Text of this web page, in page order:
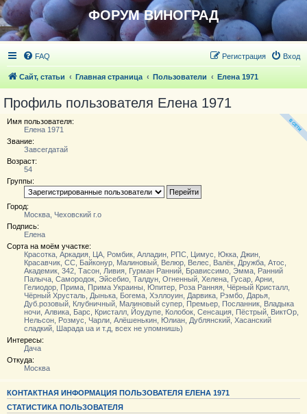
ФОРУМ ВИНОГРАД
FAQ Вход
Регистрация
Сайт, статьи Главная страница Пользователи Елена 1971
Профиль пользователя Елена 1971
Имя пользователя:
Елена 1971
Звание:
Завсегдатай
Возраст:
54
Группы:
Город:
Москва, Чеховский г.о
Подпись:
Елена
Сорта на моём участке:
Красотка, Аркадия, ЦА, Ромбик, Алладин, РПС, Цимус, Юкка, Джин,
Красавчик, СС, Байконур, Малиновый, Велюр, Велес, Валёк, Дружба, Атос,
Академик, 342, Тасон, Ливия, Гурман Ранний, Брависсимо, Эмма, Ранний
Палыча, Самородок, Эйсебио, Талдун, Огненный, Хелена, Гусар, Арни,
Гелиодор, Прима, Прима Украины, Юпитер, Роза Ранняя, Чёрный Кристалл,
Чёрный Хрусталь, Дынька, Богема, Хэллоуин, Дарвика, Рэмбо, Дарья,
Дуб.розовый, Клубничный, Малиновый супер, Премьер, Посланник, Владыка
ночи, Алвика, Барс, Кристалл, Йоудупе, Колобок, Сенсация, Пёстрый, ВиктОр,
Нельсон, Розмус, Чарли, Алёшенькин, Юлиан, Дублянский, Хасанский
сладкий, Шарада ua и т.д, всех не упомнишь)
Интересы:
Дача
Откуда:
Москва
КОНТАКТНАЯ ИНФОРМАЦИЯ ПОЛЬЗОВАТЕЛЯ ЕЛЕНА 1971
СТАТИСТИКА ПОЛЬЗОВАТЕЛЯ